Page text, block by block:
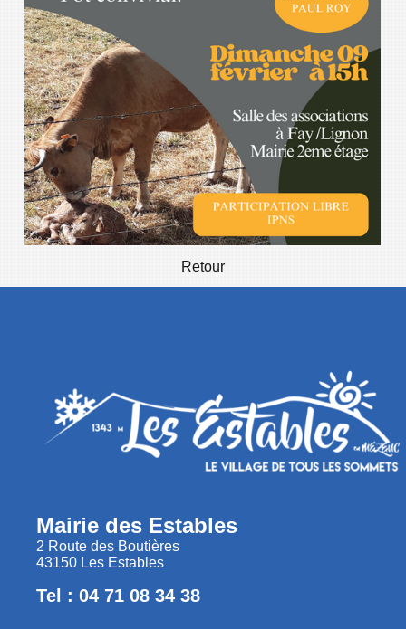
Retour
Mairie des Estables
2 Route des Boutières
43150 Les Estables
Tel : 04 71 08 34 38